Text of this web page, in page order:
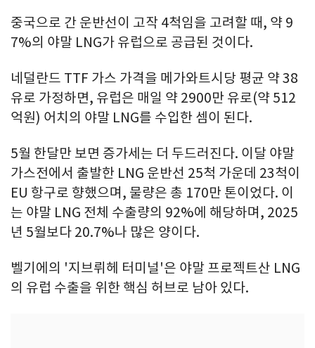
중국으로 간 운반선이 고작 4척임을 고려할 때, 약 9
7%의 야말 LNG가 유럽으로 공급된 것이다.
네덜란드 TTF 가스 가격을 메가와트시당 평균 약 38
유로 가정하면, 유럽은 매일 약 2900만 유로(약 512
억원) 어치의 야말 LNG를 수입한 셈이 된다.
5월 한달만 보면 증가세는 더 두드러진다. 이달 야말
가스전에서 출발한 LNG 운반선 25척 가운데 23척이
EU 항구로 향했으며, 물량은 총 170만 톤이었다. 이
는 야말 LNG 전체 수출량의 92%에 해당하며, 2025
년 5월보다 20.7%나 많은 양이다.
벨기에의 '지브뤼헤 터미널'은 야말 프로젝트산 LNG
의 유럽 수출을 위한 핵심 허브로 남아 있다.